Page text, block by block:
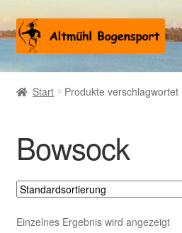
Zur
Navigation
springen
Zum
Inhalt
springen
Warenkorb
Start Produkte verschlagwortet
Bowsock
Einzelnes Ergebnis wird angezeigt